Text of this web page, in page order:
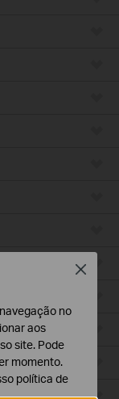
no
aos
site. Pode
momento.
política de
Close